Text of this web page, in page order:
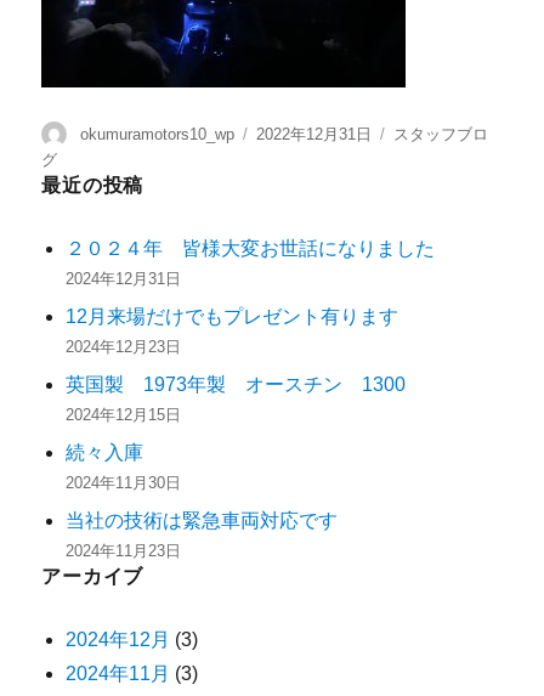
okumuramotors10_wp 2022年12月31日
スタッフブロ
グ
最近の投稿
２０２４年 皆様大変お世話になりました
2024年12月31日
12月来場だけでもプレゼント有ります
2024年12月23日
英国製 1973年製 オースチン 1300
2024年12月15日
続々入庫
2024年11月30日
当社の技術は緊急車両対応です
2024年11月23日
アーカイブ
2024年12月 (3)
2024年11月 (3)